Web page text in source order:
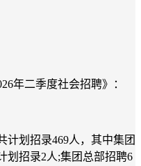
年二季度社会招聘》：
计划招录469人，其中集团
划招录2人;集团总部招聘6